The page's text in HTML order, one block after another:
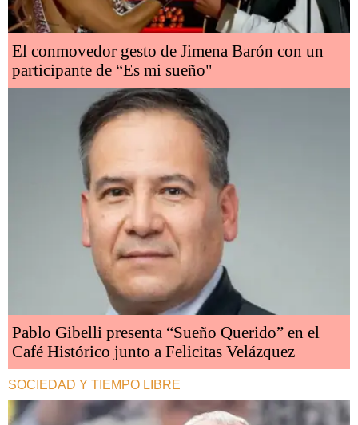
El conmovedor gesto de Jimena Barón con un
participante de “Es mi sueño"
Pablo Gibelli presenta “Sueño Querido” en el
Café Histórico junto a Felicitas Velázquez
SOCIEDAD Y TIEMPO LIBRE